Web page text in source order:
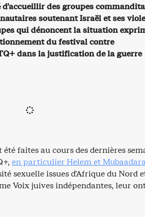
des groupes
soutenant Israël et ses
qui dénoncent la situation
du festival contre
dans la justification de la guerre
faites au cours des dernières
en particulier Helem et
sexuelle issues d’Afrique du Nord
Voix juives indépendantes, leur